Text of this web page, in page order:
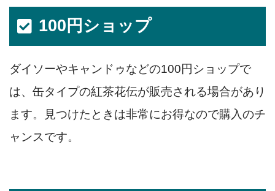
100円ショップ
ダイソーやキャンドゥなどの100円ショップで
は、缶タイプの紅茶花伝が販売される場合があり
ます。見つけたときは非常にお得なので購入のチ
ャンスです。